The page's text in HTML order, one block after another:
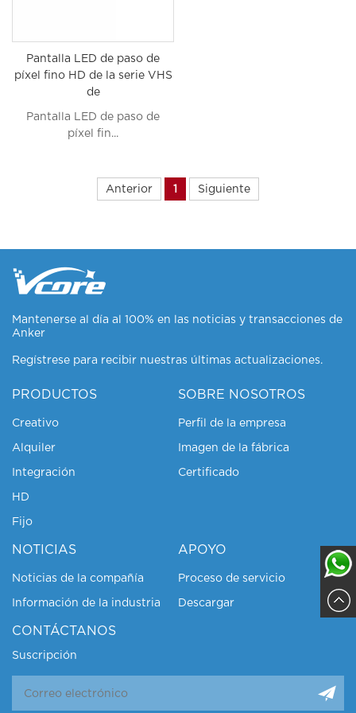
Pantalla LED de paso de
píxel fino HD de la serie VHS
de
Pantalla LED de paso de
píxel fin...
Anterior 1 Siguiente
Mantenerse al día al 100% en las noticias y transacciones de
Anker
Regístrese para recibir nuestras últimas actualizaciones.
PRODUCTOS
Creativo
Alquiler
Integración
HD
Fijo
SOBRE NOSOTROS
Perfil de la empresa
Imagen de la fábrica
Certificado
NOTICIAS
Noticias de la compañía
Información de la industria
APOYO
Proceso de servicio
Descargar
CONTÁCTANOS
Suscripción
Sajja